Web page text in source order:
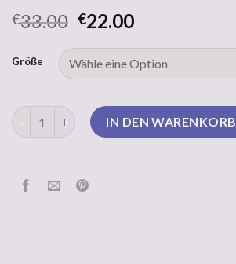
€33.00 €22.00
Größe
pullover grün damen MengeIN DEN WARENKORB